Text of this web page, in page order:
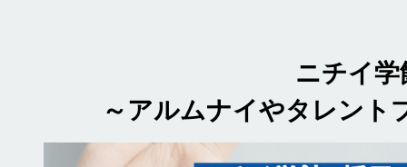
ニチイ
～アルムナイやタレント